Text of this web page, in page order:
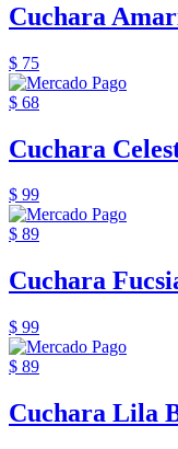
Cuchara
$ 75
$ 68
Cuchara
$ 99
$ 89
Cuchara
$ 99
$ 89
Cuchara Lila